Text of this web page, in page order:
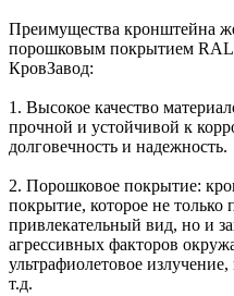
Преимущества кронштейна
порошковым покрытием
КровЗавод:
1. Высокое качество
прочной и устойчивой к
долговечность и надежность.
2. Порошковое покрытие:
покрытие, которое не только
привлекательный вид, но и
агрессивных факторов
ультрафиолетовое
т.д.